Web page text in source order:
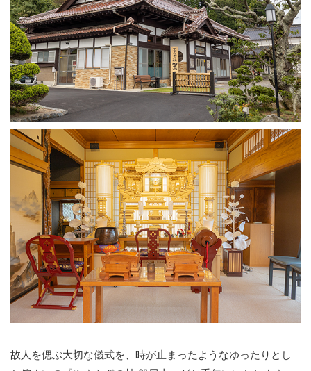
故人を偲ぶ大切な儀式を、時が止まったようなゆったりとし